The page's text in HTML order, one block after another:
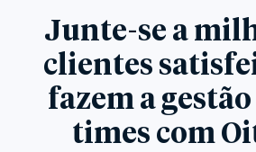
Junte-se a
clientes
fazem a gestão
times com